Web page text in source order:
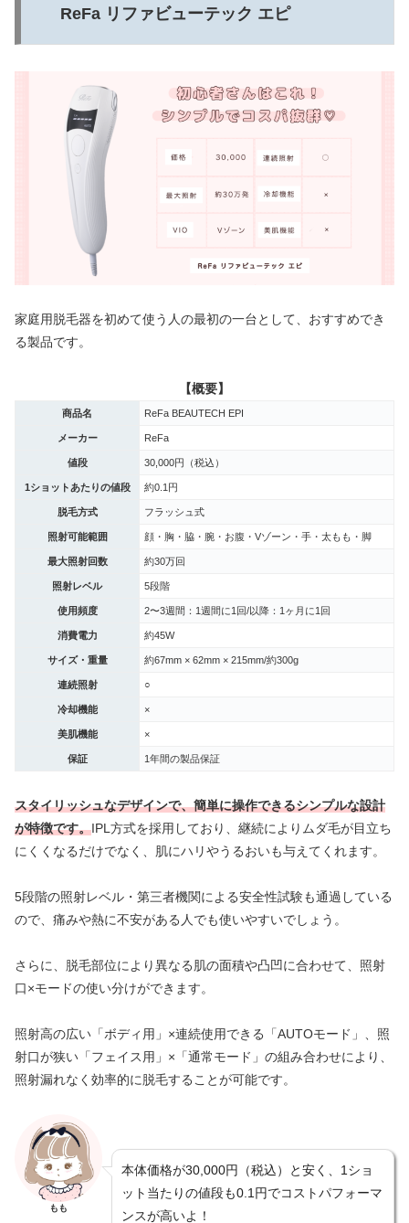
ReFa リファビューテック エピ
家庭用脱毛器を初めて使う人の最初の一台として、おすすめでき
る製品です。
【概要】
商品名 ReFa BEAUTECH EPI
メーカー ReFa
値段 30,000円（税込）
1ショットあたりの値段 約0.1円
脱毛方式 フラッシュ式
照射可能範囲 顔・胸・脇・腕・お腹・Vゾーン・手・太もも・脚
最大照射回数 約30万回
照射レベル 5段階
使用頻度 2〜3週間：1週間に1回/以降：1ヶ月に1回
消費電力 約45W
サイズ・重量 約67mm × 62mm × 215mm/約300g
連続照射 ○
冷却機能 ×
美肌機能 ×
保証 1年間の製品保証
スタイリッシュなデザインで、簡単に操作できるシンプルな設計
が特徴です。IPL方式を採用しており、継続によりムダ毛が目立ち
にくくなるだけでなく、肌にハリやうるおいも与えてくれます。
5段階の照射レベル・第三者機関による安全性試験も通過している
ので、痛みや熱に不安がある人でも使いやすいでしょう。
さらに、脱毛部位により異なる肌の面積や凸凹に合わせて、照射
口×モードの使い分けができます。
照射高の広い「ボディ用」×連続使用できる「AUTOモード」、照
射口が狭い「フェイス用」×「通常モード」の組み合わせにより、
照射漏れなく効率的に脱毛することが可能です。
もも
本体価格が30,000円（税込）と安く、1ショ
ット当たりの値段も0.1円でコストパフォーマ
ンスが高いよ！